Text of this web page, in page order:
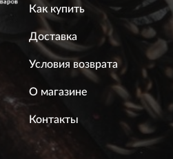
Как купить
Доставка
Условия возврата
О магазине
Контакты